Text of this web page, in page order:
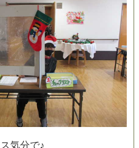
ス気分で♪